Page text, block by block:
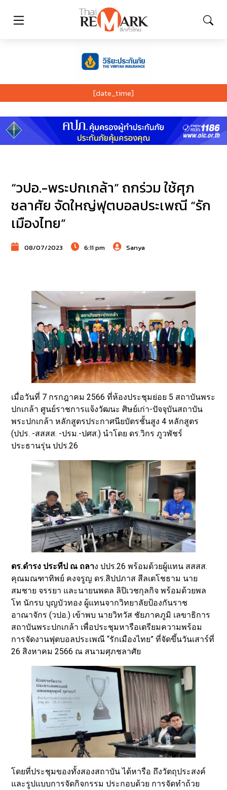
[date_time]
“วปอ.-พระปกเกล้า” ถกร่วม ใช้ศุภ
ชลาศัย จัดใหญ่ฟุตบอลประเพณี “รัก
เมืองไทย”
08/07/2023 6:11 pm Sanya
เมื่อวันที่ 7 กรกฎาคม 2566 ที่ห้องประชุมย่อย 5 สถาบันพระ
ปกเกล้า ศูนย์ราชการแจ้งวัฒนะ ศิษย์เก่า-ปัจจุบันสถาบัน
พระปกเกล้า หลักสูตรประกาศนียบัตรชั้นสูง 4 หลักสูตร
(ปปร. -สสสส. -ปรม.-ปศส.) นำโดย ดร.วิกร ภูวพัชร์
ประธานรุ่น ปปร.26
ดร.ดำรง ประทีป ณ ถลาง ปปร.26 พร้อมด้วยผู้แทน สสสส.
คุณมณฑาทิพย์ คงจรูญ ดร.สิปปภาส สีลเตโชธาม นาย
สมชาย จรรยา และนายนพดล ลิปิเวชกุลกิจ พร้อมด้วยพล
โท นักรบ บุญบัวทอง ผู้แทนจากวิทยาลัยป้องกันราช
อาณาจักร (วปอ.) เข้าพบ นายวิทวัส ชัยภาคภูมิ เลขาธิการ
สถาบันพระปกเกล้า เพื่อประชุมหารือเตรียมความพร้อม
การจัดงานฟุตบอลประเพณี “รักเมืองไทย” ที่จัดขึ้นวันเสาร์ที่
26 สิงหาคม 2566 ณ สนามศุภชลาศัย
โดยที่ประชุมของทั้งสองสถาบัน ได้หารือ ถึงวัตถุประสงค์
และรูปแบบการจัดกิจกรรม ประกอบด้วย การจัดทำถ้วย